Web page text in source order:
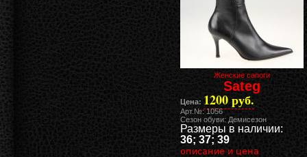
Женские сапоги
Sateg
Цена: 1200 руб.
Арт.№: 1056
Сезон обуви: Демисезон
Размеры в наличии:
36; 37; 39
описание и цена